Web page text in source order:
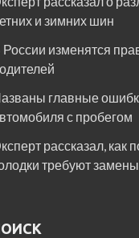
и зимних шин
России изменятся
главные
с пробегом
рассказал, как
требуют замены